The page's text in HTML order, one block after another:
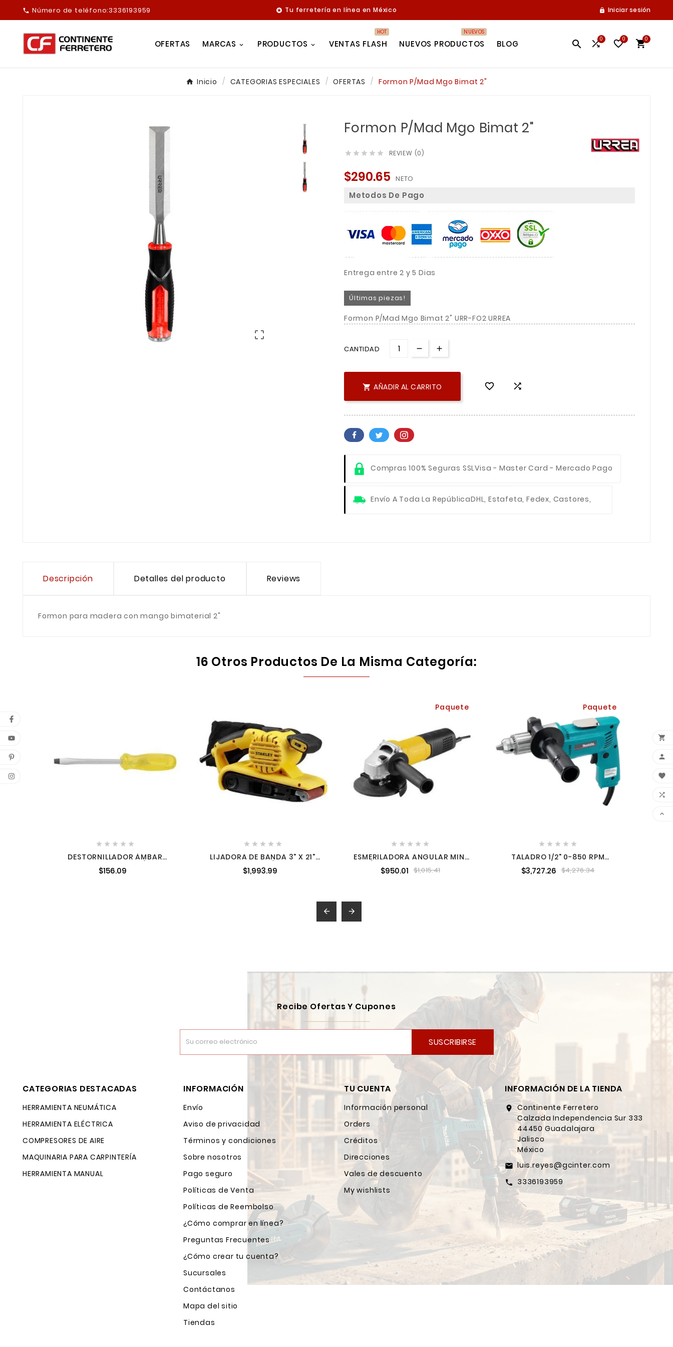
 Número de teléfono:3336193959  Tu ferretería en línea en México  Iniciar sesión
OFERTAS MARCAS PRODUCTOS VENTAS FLASH
HOT
NUEVOS PRODUCTOS
NUEVOS
BLOG  0 0 0
Inicio CATEGORIAS ESPECIALES OFERTAS Formon P/Mad Mgo Bimat 2"

Formon P/Mad Mgo Bimat 2"
     REVIEW (0)
$290.65 NETO
Metodos De Pago
Entrega entre 2 y 5 Dias
Últimas piezas!
Formon P/Mad Mgo Bimat 2" URR-FO2 URREA
CANTIDAD
 AÑADIR AL CARRITO  
Compras 100% Seguras SSLVisa - Master Card - Mercado Pago
Envío A Toda La RepúblicaDHL, Estafeta, Fedex, Castores,
Descripción Detalles del producto Reviews
Formon para madera con mango bimaterial 2"
16 Otros Productos De La Misma Categoría:
    
DESTORNILLADOR ÁMBAR
PUNTA CUADRADA 3/8X10"
URREA 9810
$156.09
    
LIJADORA DE BANDA 3" X 21"
900 W 240-380 M/MIN STANLEY
SB90-B3
$1,993.99
Paquete
    
ESMERILADORA ANGULAR MINI
4-1/2" 750 W 12,000 RPM SIN
DISCO STANLEY SG7115-B3
$950.01 $1,015.41
Paquete
    
TALADRO 1/2" 0-850 RPM
MAKITA 6303H
$3,727.26 $4,276.34
 
Recibe Ofertas Y Cupones
SUSCRIBIRSE
CATEGORIAS DESTACADAS
HERRAMIENTA NEUMÁTICA
HERRAMIENTA ELÉCTRICA
COMPRESORES DE AIRE
MAQUINARIA PARA CARPINTERÍA
HERRAMIENTA MANUAL
INFORMACIÓN
Envío
Aviso de privacidad
Términos y condiciones
Sobre nosotros
Pago seguro
Políticas de Venta
Políticas de Reembolso
¿Cómo comprar en línea?
Preguntas Frecuentes
¿Cómo crear tu cuenta?
Sucursales
Contáctanos
Mapa del sitio
Tiendas
TU CUENTA
Información personal
Orders
Créditos
Direcciones
Vales de descuento
My wishlists
INFORMACIÓN DE LA TIENDA
location_on Continente Ferretero
Calzada Independencia Sur 333
44450 Guadalajara
Jalisco
México
email luis.reyes@gcinter.com
call 3336193959




